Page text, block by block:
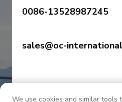
0086-13528987245
sales@oc-
We use cookies and similar tools